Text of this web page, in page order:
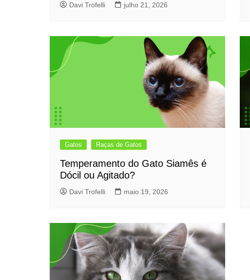
Davi Trofelli julho 21, 2026
Gatos Raças de Gatos
Temperamento do Gato Siamês é
Dócil ou Agitado?
Davi Trofelli maio 19, 2026